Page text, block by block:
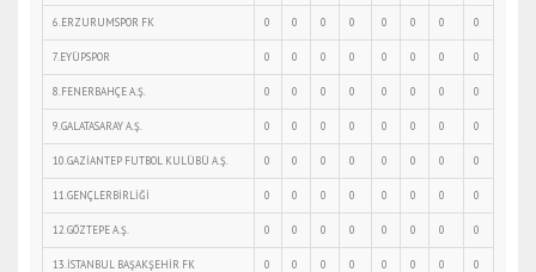
6.ERZURUMSPOR FK 0 0 0 0 0 0 0 0
7.EYÜPSPOR 0 0 0 0 0 0 0 0
8.FENERBAHÇE A.Ş. 0 0 0 0 0 0 0 0
9.GALATASARAY A.Ş. 0 0 0 0 0 0 0 0
10.GAZİANTEP FUTBOL KULÜBÜ A.Ş. 0 0 0 0 0 0 0 0
11.GENÇLERBİRLİĞİ 0 0 0 0 0 0 0 0
12.GÖZTEPE A.Ş. 0 0 0 0 0 0 0 0
13.İSTANBUL BAŞAKŞEHİR FK 0 0 0 0 0 0 0 0